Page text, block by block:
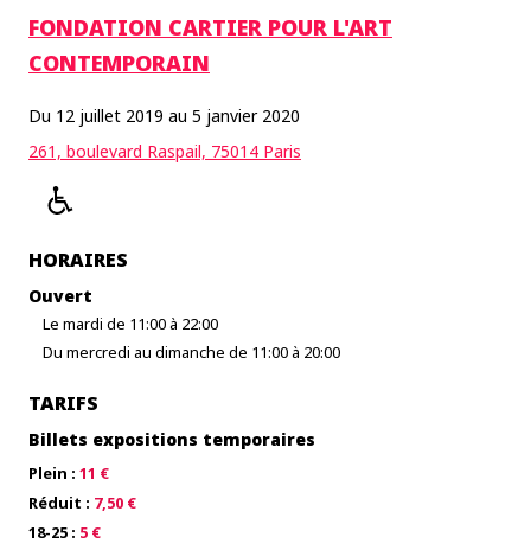
FONDATION CARTIER POUR L'ART
CONTEMPORAIN
Du 12 juillet 2019 au 5 janvier 2020
261, boulevard Raspail, 75014 Paris
HORAIRES
Ouvert
Le mardi de 11:00 à 22:00
Du mercredi au dimanche de 11:00 à 20:00
TARIFS
Billets expositions temporaires
Plein : 11 €
Réduit : 7,50 €
18-25 : 5 €